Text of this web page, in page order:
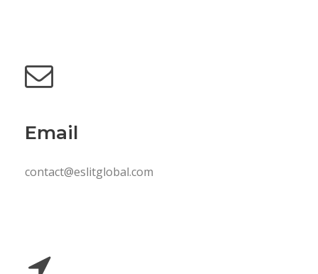
Email
contact@eslitglobal.com